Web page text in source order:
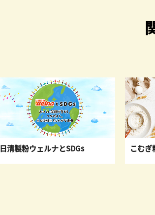
日清製粉ウェルナとSDGs こむぎ